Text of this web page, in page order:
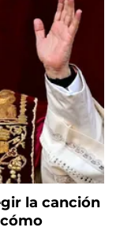
la canción